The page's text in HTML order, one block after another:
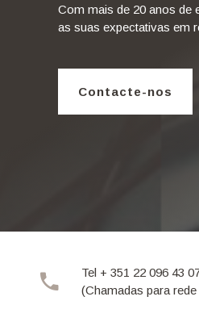
Com mais de 20 anos de
as suas expectativas em
Contacte-nos
Tel + 351 22 096 43
(Chamadas para